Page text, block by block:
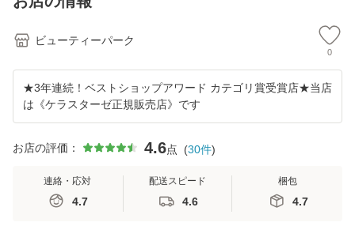
ビューティーパーク
0
★3年連続！ベストショップアワード カテゴリ賞受賞店★当店
は《ケラスターゼ正規販売店》です
お店の評価： 4.6点 (30件)
連絡・応対
4.7
配送スピード
4.6
梱包
4.7